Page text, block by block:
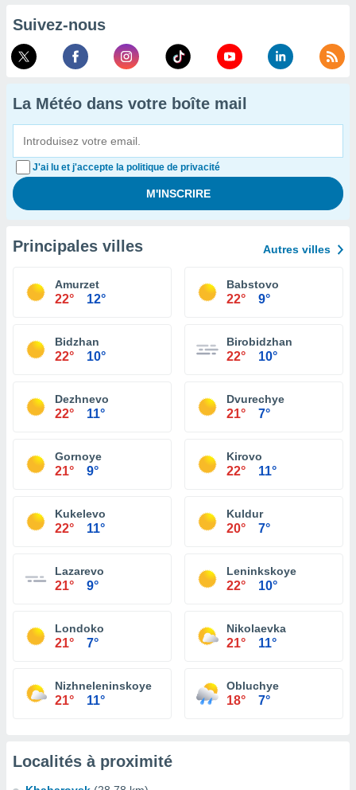
Suivez-nous
La Météo dans votre boîte mail
J'ai lu et j'accepte la politique de privacité
Principales villes Autres villes
Amurzet
22° 12°
Babstovo
22° 9°
Bidzhan
22° 10°
Birobidzhan
22° 10°
Dezhnevo
22° 11°
Dvurechye
21° 7°
Gornoye
21° 9°
Kirovo
22° 11°
Kukelevo
22° 11°
Kuldur
20° 7°
Lazarevo
21° 9°
Leninkskoye
22° 10°
Londoko
21° 7°
Nikolaevka
21° 11°
Nizhneleninskoye
21° 11°
Obluchye
18° 7°
Localités à proximité